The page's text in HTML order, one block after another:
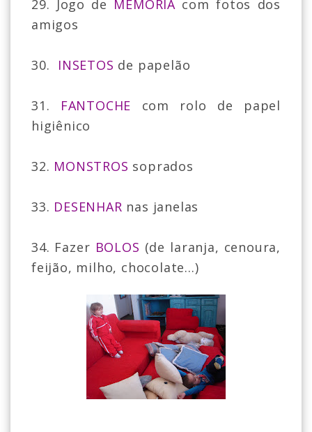
29. Jogo de MEMÓRIA com fotos dos
amigos
30. INSETOS de papelão
31. FANTOCHE com rolo de papel
higiênico
32. MONSTROS soprados
33. DESENHAR nas janelas
34. Fazer BOLOS (de laranja, cenoura,
feijão, milho, chocolate...)